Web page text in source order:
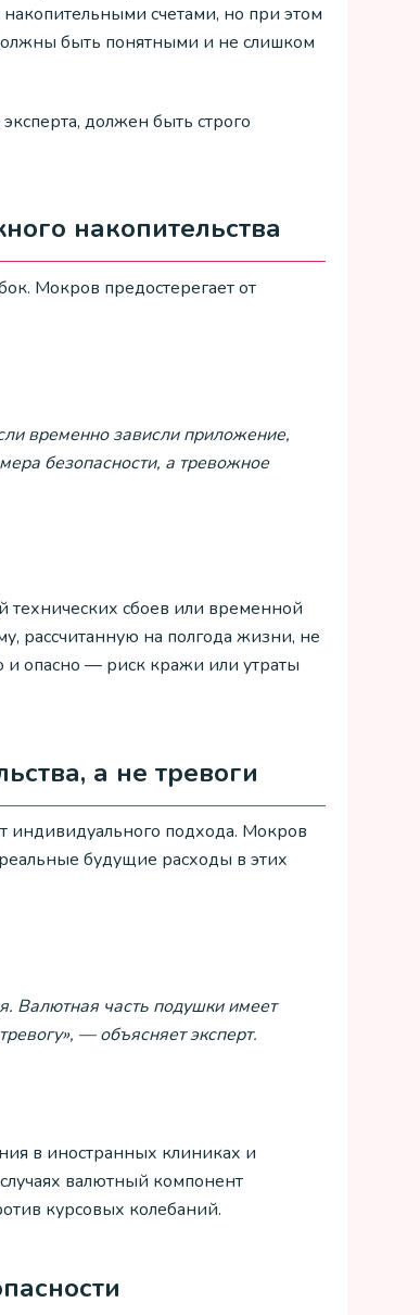
счетами, но при этом
быть понятными и не слишком
должен быть строго
накопительства
Мокров предостерегает от
временно зависли приложение,
безопасности, а тревожное
сбоев или временной
рассчитанную на полгода жизни, не
и опасно — риск кражи или утраты
а не тревоги
индивидуального подхода. Мокров
будущие расходы в этих
Валютная часть подушки имеет
— объясняет эксперт.
в иностранных клиниках и
валютный компонент
курсовых колебаний.